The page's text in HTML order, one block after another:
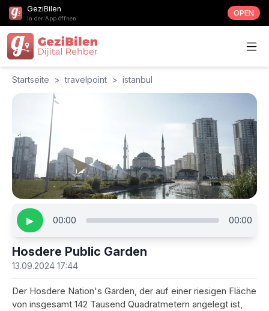
GeziBilen
In der App öffnen
OPEN
Startseite > travelpoint > istanbul
▶ 00:00 00:00
Hosdere Public Garden
13.09.2024 17:44
Der Hosdere Nation's Garden, der auf einer riesigen Fläche
von insgesamt ​​142 Tausend Quadratmetern angelegt ist,